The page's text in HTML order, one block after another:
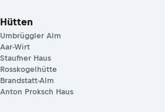
Hütten
Umbrüggler Alm
Aar-Wirt
Staufner Haus
Rosskogelhütte
Brandstatt-Alm
Anton Proksch Haus